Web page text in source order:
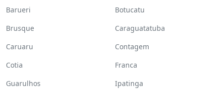
Barueri
Botucatu
Brusque
Caraguatatuba
Caruaru
Contagem
Cotia
Franca
Guarulhos
Ipatinga